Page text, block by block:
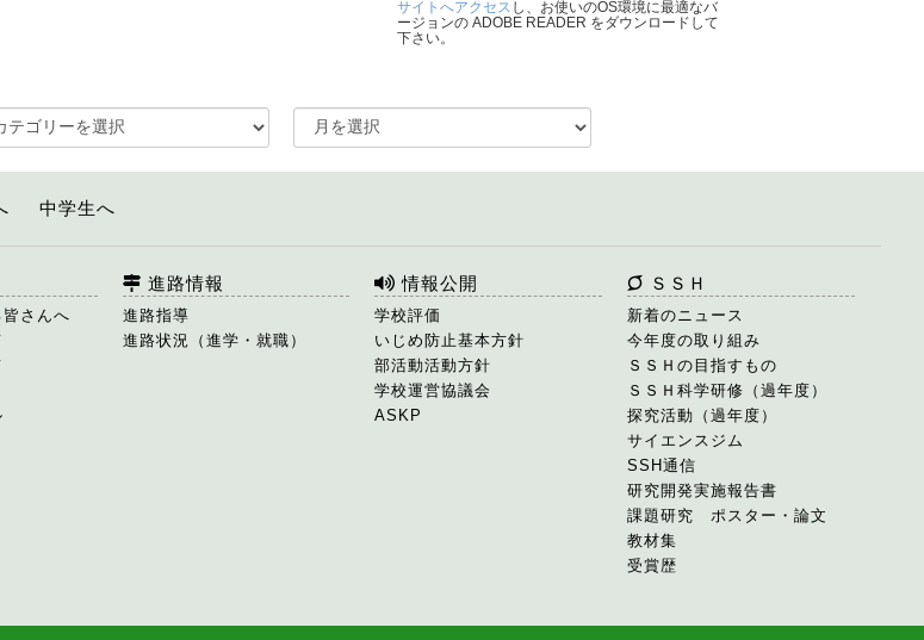
サイトへアクセス し、お使いのOS環境に最適なバ
ージョンの ADOBE READER をダウンロードして
下さい。
中学生へ
さんへ
進路情報
進路指導
進路状況（進学・就職）
情報公開
学校評価
いじめ防止基本方針
部活動活動方針
学校運営協議会
ASKP
ＳＳＨ
新着のニュース
今年度の取り組み
ＳＳＨの目指すもの
ＳＳＨ科学研修（過年度）
探究活動（過年度）
サイエンスジム
SSH通信
研究開発実施報告書
課題研究 ポスター・論文
教材集
受賞歴